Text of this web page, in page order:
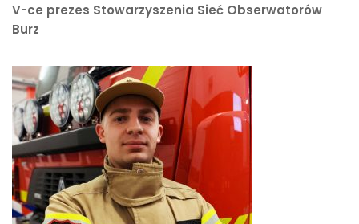
V-ce prezes Stowarzyszenia Sieć Obserwatorów
Burz